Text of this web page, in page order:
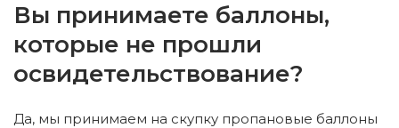
Вы принимаете баллоны,
которые не прошли
освидетельствование?
Да, мы принимаем на скупку пропановые баллоны